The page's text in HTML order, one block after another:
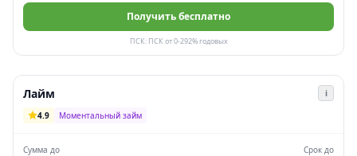
Получить бесплатно
ПСК: ПСК от 0-292% годовых
Лайм
i
4.9
Моментальный займ
Сумма до Срок до